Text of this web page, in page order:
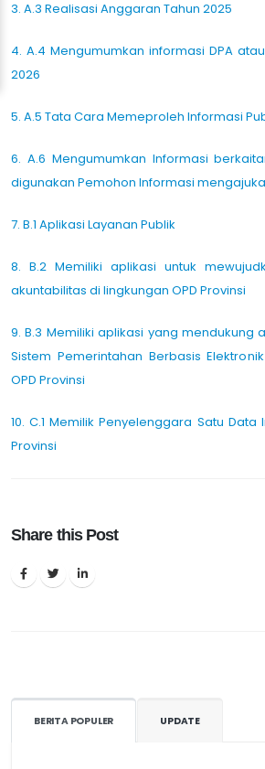
3. A.3 Realisasi Anggaran Tahun 2025
4. A.4 Mengumumkan informasi DPA
2026
5. A.5 Tata Cara Memeproleh Informasi
6. A.6 Mengumumkan Informasi
digunakan Pemohon Informasi
7. B.1 Aplikasi Layanan Publik
8. B.2 Memiliki aplikasi untuk
akuntabilitas di lingkungan OPD Provinsi
9. B.3 Memiliki aplikasi yang mendukung
Sistem Pemerintahan Berbasis
OPD Provinsi
10. C.1 Memilik Penyelenggara Satu Data
Provinsi
Share this Post
BERITA POPULER UPDATE